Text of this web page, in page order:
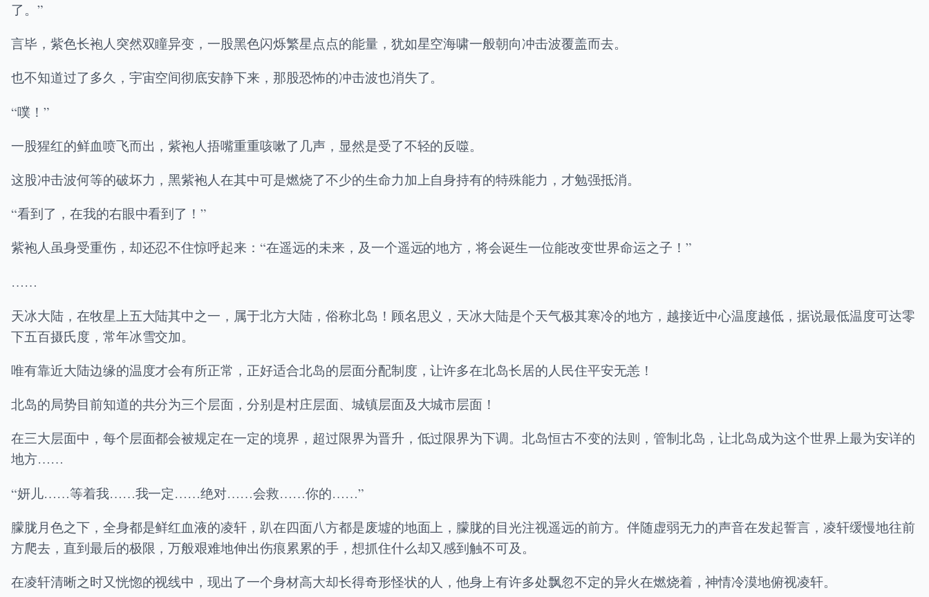
了。”
言毕，紫色长袍人突然双瞳异变，一股黑色闪烁繁星点点的能量，犹如星空海啸一般朝向冲击波覆盖而去。
也不知道过了多久，宇宙空间彻底安静下来，那股恐怖的冲击波也消失了。
“噗！”
一股猩红的鲜血喷飞而出，紫袍人捂嘴重重咳嗽了几声，显然是受了不轻的反噬。
这股冲击波何等的破坏力，黑紫袍人在其中可是燃烧了不少的生命力加上自身持有的特殊能力，才勉强抵消。
“看到了，在我的右眼中看到了！”
紫袍人虽身受重伤，却还忍不住惊呼起来：“在遥远的未来，及一个遥远的地方，将会诞生一位能改变世界命运之子！”
……
天冰大陆，在牧星上五大陆其中之一，属于北方大陆，俗称北岛！顾名思义，天冰大陆是个天气极其寒冷的地方，越接近中心温度越低，据说最低温度可达零
下五百摄氏度，常年冰雪交加。
唯有靠近大陆边缘的温度才会有所正常，正好适合北岛的层面分配制度，让许多在北岛长居的人民住平安无恙！
北岛的局势目前知道的共分为三个层面，分别是村庄层面、城镇层面及大城市层面！
在三大层面中，每个层面都会被规定在一定的境界，超过限界为晋升，低过限界为下调。北岛恒古不变的法则，管制北岛，让北岛成为这个世界上最为安详的
地方……
“妍儿……等着我……我一定……绝对……会救……你的……”
朦胧月色之下，全身都是鲜红血液的凌轩，趴在四面八方都是废墟的地面上，朦胧的目光注视遥远的前方。伴随虚弱无力的声音在发起誓言，凌轩缓慢地往前
方爬去，直到最后的极限，万般艰难地伸出伤痕累累的手，想抓住什么却又感到触不可及。
在凌轩清晰之时又恍惚的视线中，现出了一个身材高大却长得奇形怪状的人，他身上有许多处飘忽不定的异火在燃烧着，神情冷漠地俯视凌轩。